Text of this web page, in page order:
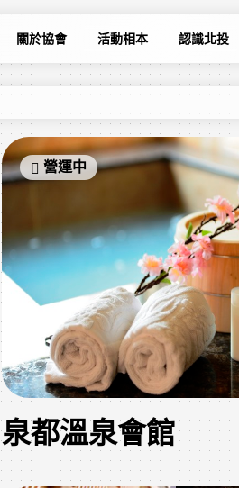
關於協會 活動相本 認識北投
營運中
泉都溫泉會館